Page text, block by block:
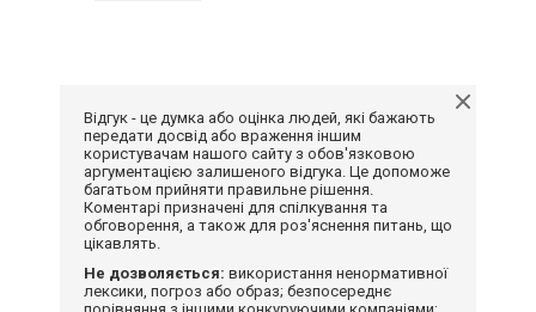
Відгук - це думка або оцінка людей, які бажають
передати досвід або враження іншим
користувачам нашого сайту з обов'язковою
аргументацією залишеного відгука. Це допоможе
багатьом прийняти правильне рішення.
Коментарі призначені для спілкування та
обговорення, а також для роз'яснення питань, що
цікавлять.
Не дозволяється: використання ненормативної
лексики, погроз або образ; безпосереднє